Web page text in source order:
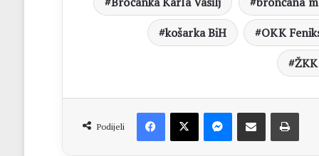
košarka BiH
OKK
Podijeli
Facebook
X MessengerDijeli putem Emaila Printaj